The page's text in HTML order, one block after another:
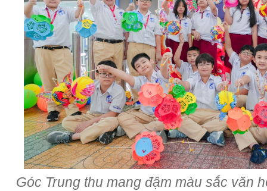
Góc Trung thu mang đậm màu sắc văn